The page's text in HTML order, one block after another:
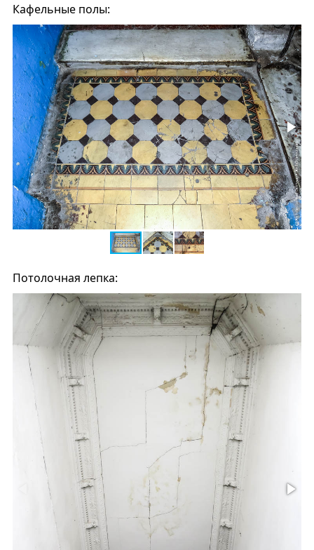
Кафельные полы:
Потолочная лепка: